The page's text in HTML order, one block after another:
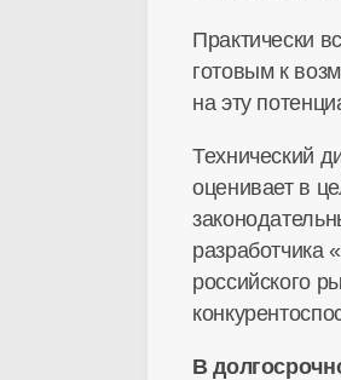
Практически
готовым к
на эту
Технический
оценивает в
разработчика
российского
В